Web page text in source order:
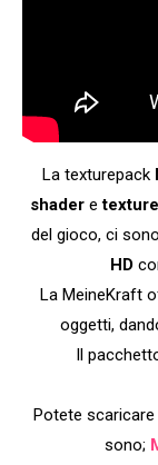
La texturepack
shadere
del gioco, ci
HD
La MeineKraft
oggetti,
Il
Potete
sono;